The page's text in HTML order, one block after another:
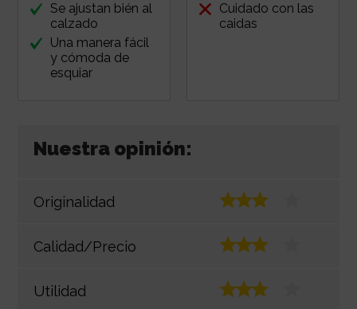
Se ajustan bién al
calzado
Una manera fácil
y cómoda de
esquiar
Cuidado con las
caidas
Nuestra opinión:
Originalidad
Calidad/Precio
Utilidad